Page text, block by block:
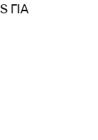
ΓΙΑ